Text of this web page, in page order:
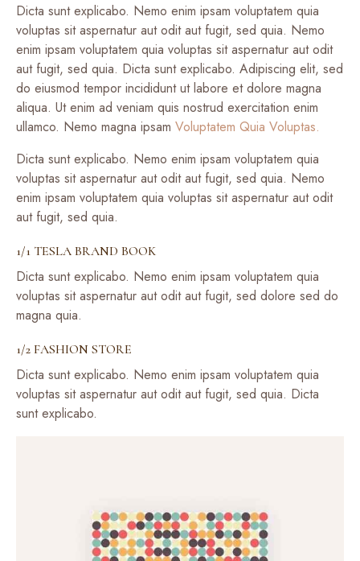
Dicta sunt explicabo. Nemo enim ipsam voluptatem quia
voluptas sit aspernatur aut odit aut fugit, sed quia. Nemo
enim ipsam voluptatem quia voluptas sit aspernatur aut odit
aut fugit, sed quia. Dicta sunt explicabo. Adipiscing elit, sed
do eiusmod tempor incididunt ut labore et dolore magna
aliqua. Ut enim ad veniam quis nostrud exercitation enim
ullamco. Nemo magna ipsam Voluptatem Quia Voluptas.
Dicta sunt explicabo. Nemo enim ipsam voluptatem quia
voluptas sit aspernatur aut odit aut fugit, sed quia. Nemo
enim ipsam voluptatem quia voluptas sit aspernatur aut odit
aut fugit, sed quia.
1/1 TESLA BRAND BOOK
Dicta sunt explicabo. Nemo enim ipsam voluptatem quia
voluptas sit aspernatur aut odit aut fugit, sed dolore sed do
magna quia.
1/2 FASHION STORE
Dicta sunt explicabo. Nemo enim ipsam voluptatem quia
voluptas sit aspernatur aut odit aut fugit, sed quia. Dicta
sunt explicabo.